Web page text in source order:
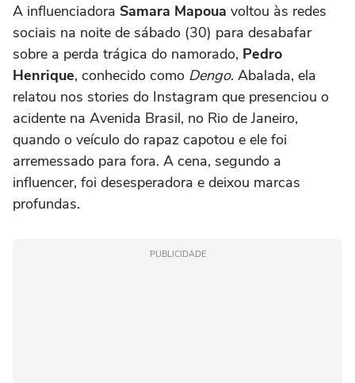
A influenciadora Samara Mapoua voltou às redes
sociais na noite de sábado (30) para desabafar
sobre a perda trágica do namorado, Pedro
Henrique, conhecido como Dengo. Abalada, ela
relatou nos stories do Instagram que presenciou o
acidente na Avenida Brasil, no Rio de Janeiro,
quando o veículo do rapaz capotou e ele foi
arremessado para fora. A cena, segundo a
influencer, foi desesperadora e deixou marcas
profundas.
PUBLICIDADE